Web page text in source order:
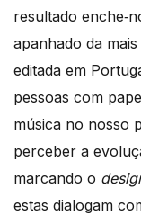
resultado
apanhado da
editada em
pessoas com
música no nosso
perceber a
marcando o
estas dialogam